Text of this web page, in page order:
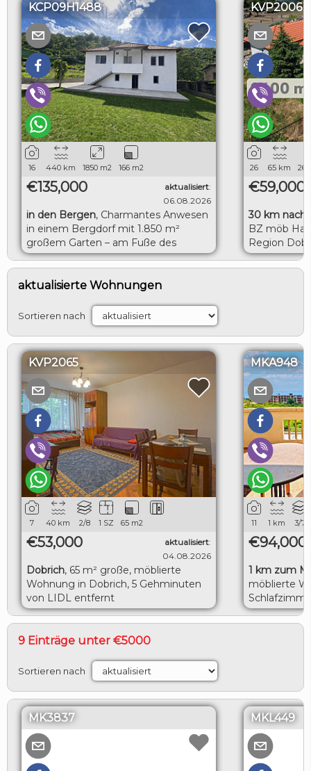
KCP09H1488
16 440 km 1850 m2 166 m2
€135,000 aktualisiert:
06.08.2026
in den Bergen, Charmantes Anwesen
in einem Bergdorf mit 1.850 m²
großem Garten – am Fuße des
Balkangebirges
KVP2006
26 65 km
€59,000
30 km nach
BZ möb
Region
aktualisierte Wohnungen
Sortieren nach
KVP2065
7 40 km 2/8 1 SZ 65 m2
€53,000 aktualisiert:
04.08.2026
Dobrich, 65 m² große, möblierte
Wohnung in Dobrich, 5 Gehminuten
von LIDL entfernt
MKA948
11 1 km 3/7
€94,000
1 km zum
möblierte
herrlicher
9 Einträge unter €5000
Sortieren nach
MK3837 MKL449